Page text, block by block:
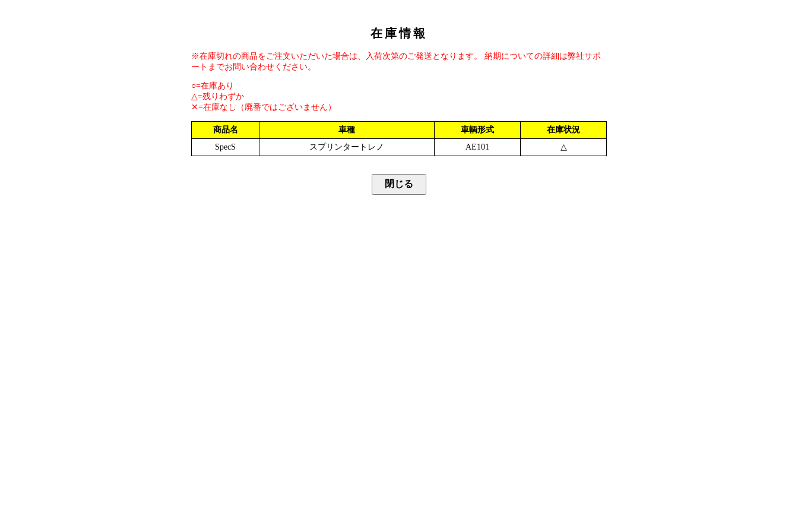
在庫情報
※在庫切れの商品をご注文いただいた場合は、入荷次第のご発送となります。 納期についての詳細は弊社サポ
ートまでお問い合わせください。
○=在庫あり
△=残りわずか
✕=在庫なし（廃番ではございません）
商品名 車種 車輌形式
在庫状況
SpecS
スプリンタートレノ AE101 △